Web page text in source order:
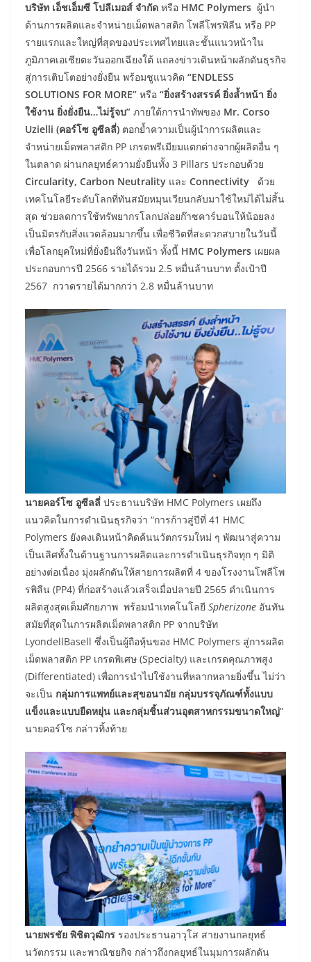
บริษัท เอ็ชเอ็มซี โปลีเมอส์ จำกัด หรือ HMC Polymers ผู้นำ
ด้านการผลิตและจำหน่ายเม็ดพลาสติก โพลีโพรพิลีน หรือ PP
รายแรกและใหญ่ที่สุดของประเทศไทยและชั้นแนวหน้าใน
ภูมิภาคเอเชียตะวันออกเฉียงใต้ แถลงข่าวเดินหน้าผลักดันธุรกิจ
สู่การเติบโตอย่างยั่งยืน พร้อมชูแนวคิด “ENDLESS
SOLUTIONS FOR MORE” หรือ “ยิ่งสร้างสรรค์ ยิ่งล้ำหน้า ยิ่ง
ใช้งาน ยิ่งยั่งยืน…ไม่รู้จบ” ภายใต้การนำทัพของ Mr. Corso
Uzielli (คอร์โซ อูซีลลี่) ตอกย้ำความเป็นผู้นำการผลิตและ
จำหน่ายเม็ดพลาสติก PP เกรดพรีเมียมแตกต่างจากผู้ผลิตอื่น ๆ
ในตลาด ผ่านกลยุทธ์ความยั่งยืนทั้ง 3 Pillars ประกอบด้วย
Circularity, Carbon Neutrality และ Connectivity ด้วย
เทคโนโลยีระดับโลกที่ทันสมัยหมุนเวียนกลับมาใช้ใหม่ได้ไม่สิ้น
สุด ช่วยลดการใช้ทรัพยากรโลกปล่อยก๊าซคาร์บอนให้น้อยลง
เป็นมิตรกับสิ่งแวดล้อมมากขึ้น เพื่อชีวิตที่สะดวกสบายในวันนี้
เพื่อโลกยุคใหม่ที่ยั่งยืนถึงวันหน้า ทั้งนี้ HMC Polymers เผยผล
ประกอบการปี 2566 รายได้รวม 2.5 หมื่นล้านบาท ตั้งเป้าปี
2567 กวาดรายได้มากกว่า 2.8 หมื่นล้านบาท
นายคอร์โซ อูซีลลี่ ประธานบริษัท HMC Polymers เผยถึง
แนวคิดในการดำเนินธุรกิจว่า “การก้าวสู่ปีที่ 41 HMC
Polymers ยังคงเดินหน้าคิดค้นนวัตกรรมใหม่ ๆ พัฒนาสู่ความ
เป็นเลิศทั้งในด้านฐานการผลิตและการดำเนินธุรกิจทุก ๆ มิติ
อย่างต่อเนื่อง มุ่งผลักดันให้สายการผลิตที่ 4 ของโรงงานโพลีโพ
รพิลีน (PP4) ที่ก่อสร้างแล้วเสร็จเมื่อปลายปี 2565 ดำเนินการ
ผลิตสูงสุดเต็มศักยภาพ พร้อมนำเทคโนโลยี Spherizone อันทัน
สมัยที่สุดในการผลิตเม็ดพลาสติก PP จากบริษัท
LyondellBasell ซึ่งเป็นผู้ถือหุ้นของ HMC Polymers สู่การผลิต
เม็ดพลาสติก PP เกรดพิเศษ (Specialty) และเกรดคุณภาพสูง
(Differentiated) เพื่อการนำไปใช้งานที่หลากหลายยิ่งขึ้น ไม่ว่า
จะเป็น กลุ่มการแพทย์และสุขอนามัย กลุ่มบรรจุภัณฑ์ทั้งแบบ
แข็งและแบบยืดหยุ่น และกลุ่มชิ้นส่วนอุตสาหกรรมขนาดใหญ่”
นายคอร์โซ กล่าวทิ้งท้าย
นายพรชัย พิชิตวุฒิกร รองประธานอาวุโส สายงานกลยุทธ์
นวัตกรรม และพาณิชยกิจ กล่าวถึงกลยุทธ์ในมุมการผลักดัน